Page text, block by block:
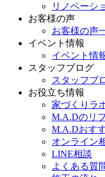
リノベーシ
お客様の声
お客様の声
イベント情報
イベント情
スタッフブログ
スタッフブ
お役立ち情報
家づくりラ
M.A.Dのリ
M.A.Dおす
オンライン
LINE相談
よくある質